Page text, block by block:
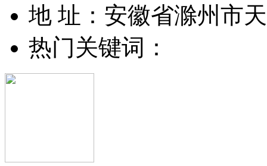
地 址：安徽省滁州市
热门关键词：